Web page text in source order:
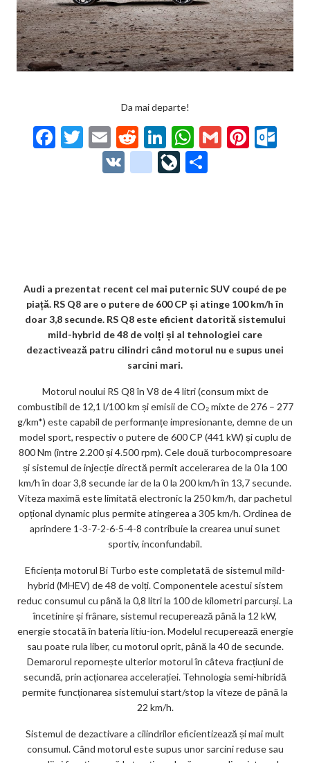
Da mai departe!
F T
w
itt
E
m
ai
R
e
d
Li
n
ke
W
h
at
G Pi
V
g
o
o
k
m
ar
ks
Li
Audi a prezentat recent cel mai puternic SUV coupé de pe
piață. RS Q8 are o putere de 600 CP și atinge 100 km/h în
doar 3,8 secunde. RS Q8 este eficient datorită sistemului
mild-hybrid de 48 de volți și al tehnologiei care
dezactivează patru cilindri când motorul nu e supus unei
sarcini mari.
Motorul noului RS Q8 în V8 de 4 litri (consum mixt de
combustibil de 12,1 l/100 km și emisii de CO₂ mixte de 276 – 277
g/km*) este capabil de performanțe impresionante, demne de un
model sport, respectiv o putere de 600 CP (441 kW) și cuplu de
800 Nm (între 2.200 și 4.500 rpm). Cele două turbocompresoare
și sistemul de injecție directă permit accelerarea de la 0 la 100
km/h în doar 3,8 secunde iar de la 0 la 200 km/h în 13,7 secunde.
Viteza maximă este limitată electronic la 250 km/h, dar pachetul
opțional dynamic plus permite atingerea a 305 km/h. Ordinea de
aprindere 1-3-7-2-6-5-4-8 contribuie la crearea unui sunet
sportiv, inconfundabil.
Eficiența motorul Bi Turbo este completată de sistemul mild-
hybrid (MHEV) de 48 de volți. Componentele acestui sistem
reduc consumul cu până la 0,8 litri la 100 de kilometri parcurși. La
încetinire și frânare, sistemul recuperează până la 12 kW,
energie stocată în bateria litiu-ion. Modelul recuperează energie
sau poate rula liber, cu motorul oprit, până la 40 de secunde.
Demarorul repornește ulterior motorul în câteva fracțiuni de
secundă, prin acționarea accelerației. Tehnologia semi-hibridă
permite funcționarea sistemului start/stop la viteze de până la
22 km/h.
Sistemul de dezactivare a cilindrilor eficientizează și mai mult
consumul. Când motorul este supus unor sarcini reduse sau